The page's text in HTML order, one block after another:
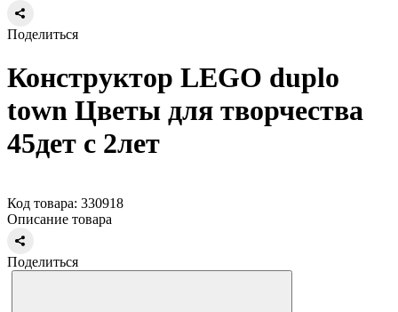
Поделиться
Конструктор LEGO duplo
town Цветы для творчества
45дет с 2лет
Код товара: 330918
Описание товара
Поделиться